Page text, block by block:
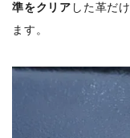
準をクリア した革だ
ます。